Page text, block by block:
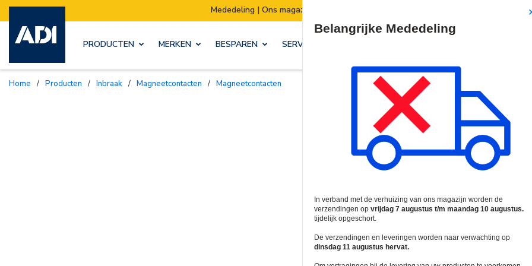
Mededeling | Ons magazijn verhuist: Verzendingen worden van 7 t/m 10 augustus
PRODUCTEN MERKEN BESPAREN SERVICES & OPLOSSINGEN
Home / Producten / Inbraak / Magneetcontacten / Magneetcontacten